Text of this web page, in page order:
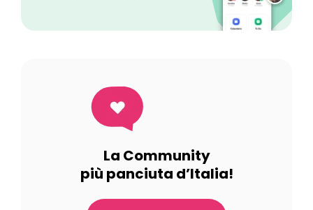
La Community
più panciuta d’Italia!